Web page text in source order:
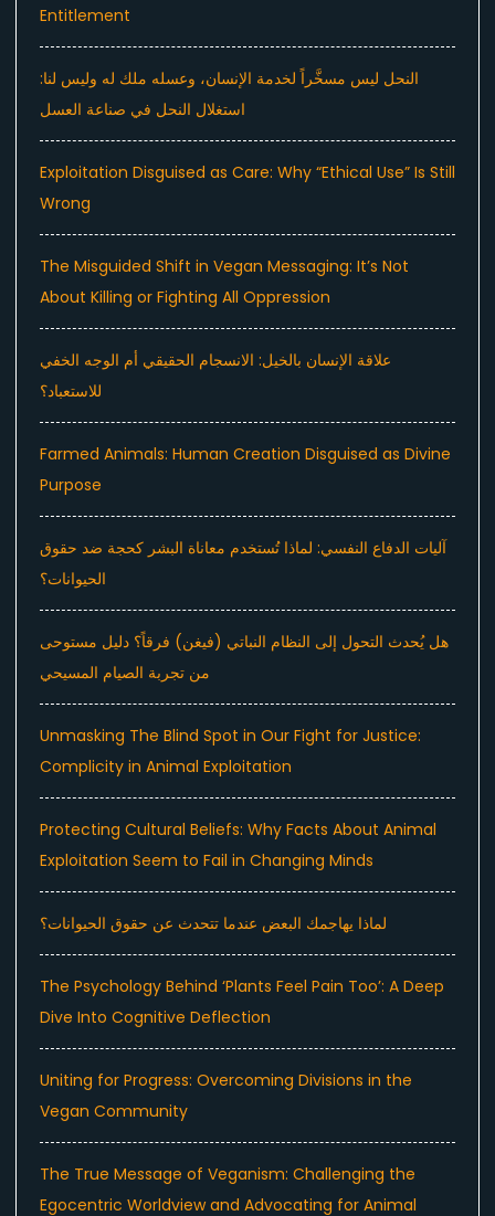
Entitlement
النحل ليس مسخَّراً لخدمة الإنسان، وعسله ملك له وليس لنا:
استغلال النحل في صناعة العسل
Exploitation Disguised as Care: Why “Ethical Use” Is Still
Wrong
The Misguided Shift in Vegan Messaging: It’s Not
About Killing or Fighting All Oppression
علاقة الإنسان بالخيل: الانسجام الحقيقي أم الوجه الخفي
للاستعباد؟
Farmed Animals: Human Creation Disguised as Divine
Purpose
آليات الدفاع النفسي: لماذا تُستخدم معاناة البشر كحجة ضد حقوق
الحيوانات؟
هل يُحدث التحول إلى النظام النباتي (فيغن) فرقاً؟ دليل مستوحى
من تجربة الصيام المسيحي
Unmasking The Blind Spot in Our Fight for Justice:
Complicity in Animal Exploitation
Protecting Cultural Beliefs: Why Facts About Animal
Exploitation Seem to Fail in Changing Minds
لماذا يهاجمك البعض عندما تتحدث عن حقوق الحيوانات؟
The Psychology Behind ‘Plants Feel Pain Too’: A Deep
Dive Into Cognitive Deflection
Uniting for Progress: Overcoming Divisions in the
Vegan Community
The True Message of Veganism: Challenging the
Egocentric Worldview and Advocating for Animal